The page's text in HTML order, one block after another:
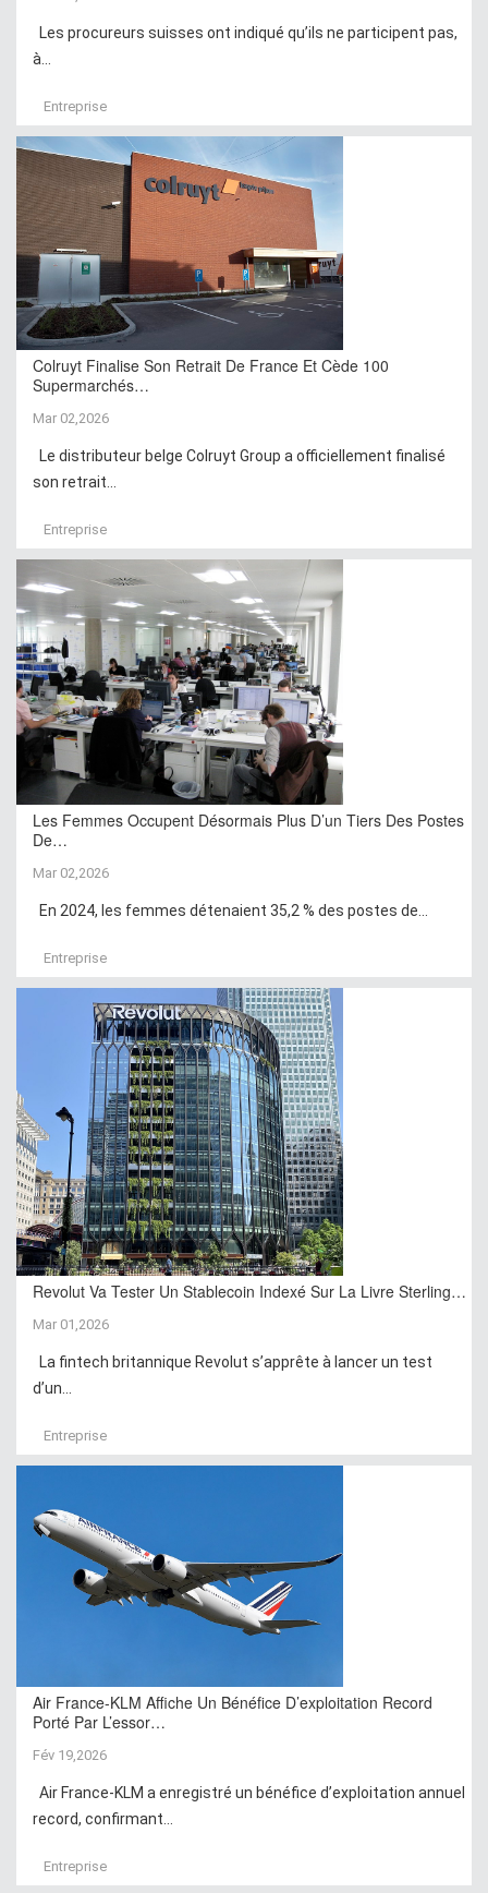
Les procureurs suisses ont indiqué qu’ils ne participent pas,
à...
Entreprise
Colruyt Finalise Son Retrait De France Et Cède 100
Supermarchés…
Mar 02,2026
Le distributeur belge Colruyt Group a officiellement finalisé
son retrait...
Entreprise
Les Femmes Occupent Désormais Plus D’un Tiers Des Postes
De…
Mar 02,2026
En 2024, les femmes détenaient 35,2 % des postes de...
Entreprise
Revolut Va Tester Un Stablecoin Indexé Sur La Livre Sterling…
Mar 01,2026
La fintech britannique Revolut s’apprête à lancer un test
d’un...
Entreprise
Air France-KLM Affiche Un Bénéfice D’exploitation Record
Porté Par L’essor…
Fév 19,2026
Air France-KLM a enregistré un bénéfice d’exploitation annuel
record, confirmant...
Entreprise